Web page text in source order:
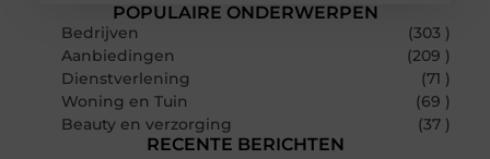
POPULAIRE ONDERWERPEN
Bedrijven
(303 )
Aanbiedingen
(209 )
Dienstverlening
(71 )
Woning en Tuin
(69 )
Beauty en verzorging
(37 )
RECENTE BERICHTEN